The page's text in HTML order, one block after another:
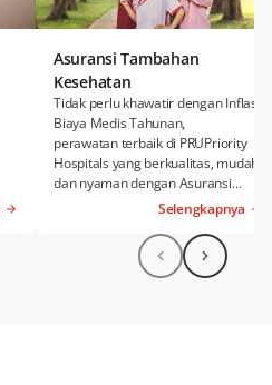
Asuransi Tambahan
Kesehatan
Tidak perlu khawatir dengan Inflasi
Biaya Medis Tahunan,
perawatan terbaik di PRUPriority
Hospitals yang berkualitas, mudah,
dan nyaman dengan Asuransi
Kesehatan Tambahan PRUWell
Selengkapnya